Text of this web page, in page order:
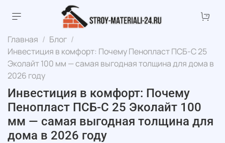
Главная
Блог
Инвестиция в комфорт: Почему Пенопласт ПСБ-С 25
Эколайт 100 мм — самая выгодная толщина для дома в
2026 году
Инвестиция в комфорт: Почему
Пенопласт ПСБ-С 25 Эколайт 100
мм — самая выгодная толщина для
дома в 2026 году